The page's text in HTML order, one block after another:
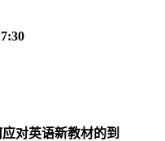
对英语新教材的到